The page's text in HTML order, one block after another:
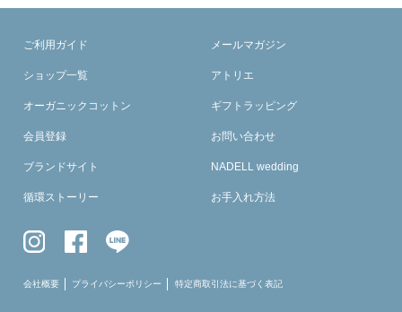
FORMAL
ご利用ガイド
ショップ一覧
オーガニックコットン
会員登録
ブランドサイト
循環ストーリー
メールマガジン
アトリエ
ギフトラッピング
お問い合わせ
NADELL wedding
お手入れ方法
会社概要 プライバシーポリシー 特定商取引法に基づく表記